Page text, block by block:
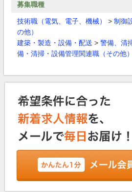
募集職種
技術職（電気、電子、機械） > 制御
の他）
建築・製造・設備・配送 > 警備、清
備・清掃・設備管理関連職（その他）